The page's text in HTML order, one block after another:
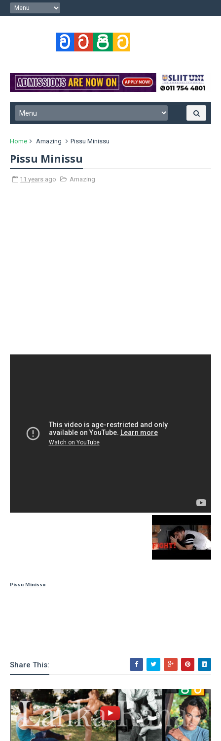
Home Amazing Pissu Minissu
Pissu Minissu
11 years ago Amazing
Pissu Minissu
Share This: